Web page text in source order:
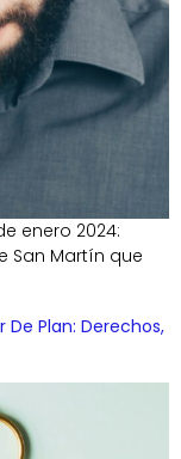
enero 2024:
San Martín que
De Plan: Derechos,